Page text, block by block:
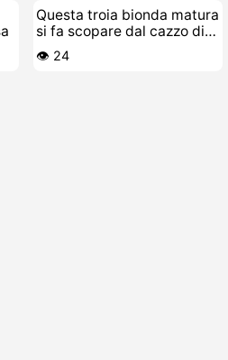
Questa troia bionda matura
si fa scopare dal cazzo di
gomma
👁️ 24